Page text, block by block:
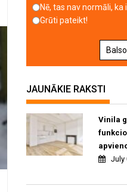
Nē, tas nav normāli,
Grūti pateikt!
Balso
JAUNĀKIE RAKSTI
Vinila
July